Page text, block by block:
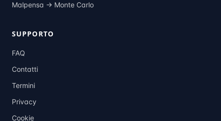
Malpensa → Monte Carlo
SUPPORTO
FAQ
Contatti
Termini
Privacy
Cookie